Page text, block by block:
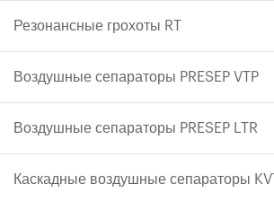
Резонансные грохоты RT
Воздушные сепараторы PRESEP VTP
Воздушные сепараторы PRESEP LTR
Каскадные воздушные сепараторы KVT